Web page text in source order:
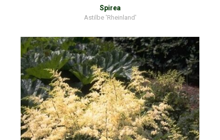
Spirea
Astilbe 'Rheinland'